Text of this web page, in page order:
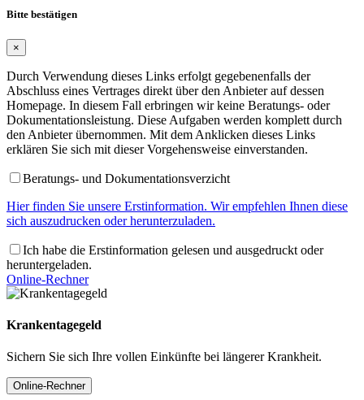
Bitte bestätigen
×
Durch Verwendung dieses Links erfolgt gegebenenfalls der
Abschluss eines Vertrages direkt über den Anbieter auf dessen
Homepage. In diesem Fall erbringen wir keine Beratungs- oder
Dokumentationsleistung. Diese Aufgaben werden komplett durch
den Anbieter übernommen. Mit dem Anklicken dieses Links
erklären Sie sich mit dieser Vorgehensweise einverstanden.
Beratungs- und Dokumentationsverzicht
Hier finden Sie unsere Erstinformation. Wir empfehlen Ihnen diese
sich auszudrucken oder herunterzuladen.
Ich habe die Erstinformation gelesen und ausgedruckt oder
heruntergeladen.
Online-Rechner
Krankentagegeld
Sichern Sie sich Ihre vollen Einkünfte bei längerer Krankheit.
Online-Rechner